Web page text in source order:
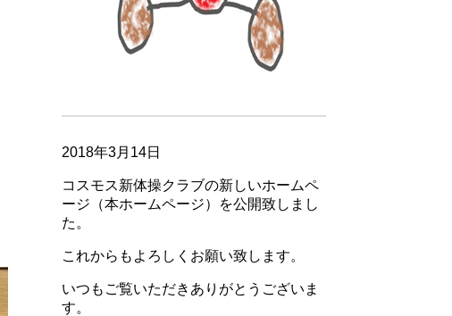
2018年3月14日
コスモス新体操クラブの新しいホームペ
ージ（本ホームページ）を公開致しまし
た。
これからもよろしくお願い致します。
いつもご覧いただきありがとうございま
す。